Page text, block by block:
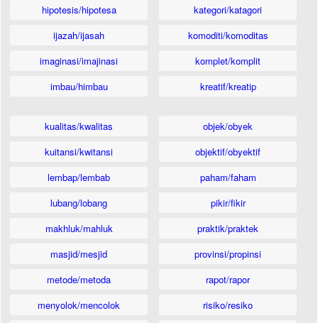
hipotesis/hipotesa
ijazah/ijasah
imaginasi/imajinasi
imbau/himbau
kategori/katagori
komoditi/komoditas
komplet/komplit
kreatif/kreatip
kualitas/kwalitas
kuitansi/kwitansi
lembap/lembab
lubang/lobang
makhluk/mahluk
masjid/mesjid
metode/metoda
menyolok/mencolok
objek/obyek
objektif/obyektif
paham/faham
pikir/fikir
praktik/praktek
provinsi/propinsi
rapot/rapor
risiko/resiko